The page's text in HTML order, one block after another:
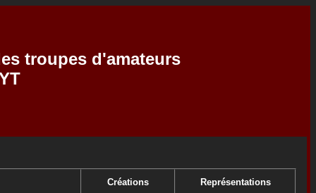
troupes d'amateurs
Créations Représentations